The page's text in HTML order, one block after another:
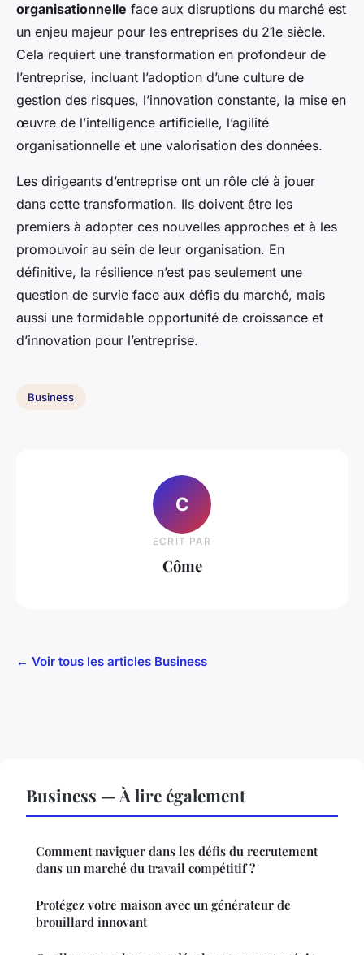
organisationnelle face aux disruptions du marché est
un enjeu majeur pour les entreprises du 21e siècle.
Cela requiert une transformation en profondeur de
l’entreprise, incluant l’adoption d’une culture de
gestion des risques, l’innovation constante, la mise en
œuvre de l’intelligence artificielle, l’agilité
organisationnelle et une valorisation des données.
Les dirigeants d’entreprise ont un rôle clé à jouer
dans cette transformation. Ils doivent être les
premiers à adopter ces nouvelles approches et à les
promouvoir au sein de leur organisation. En
définitive, la résilience n’est pas seulement une
question de survie face aux défis du marché, mais
aussi une formidable opportunité de croissance et
d’innovation pour l’entreprise.
Business
C
ECRIT PAR
Côme
← Voir tous les articles Business
Business — À lire également
Comment naviguer dans les défis du recrutement
dans un marché du travail compétitif ?
Protégez votre maison avec un générateur de
brouillard innovant